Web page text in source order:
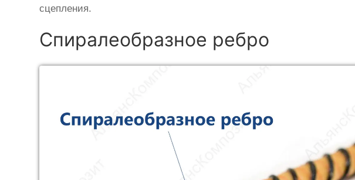
сцепления.
Спиралеобразное ребро